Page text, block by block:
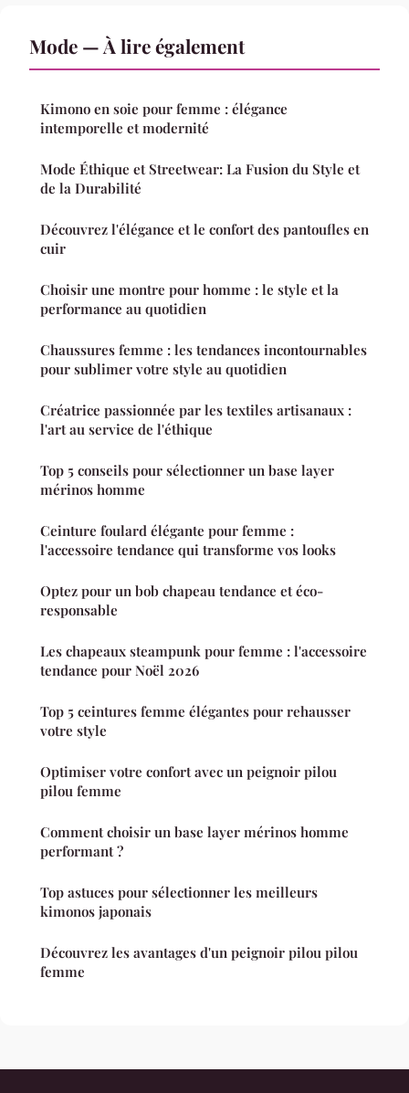
Mode — À lire également
Kimono en soie pour femme : élégance
intemporelle et modernité
Mode Éthique et Streetwear: La Fusion du Style et
de la Durabilité
Découvrez l'élégance et le confort des pantoufles en
cuir
Choisir une montre pour homme : le style et la
performance au quotidien
Chaussures femme : les tendances incontournables
pour sublimer votre style au quotidien
Créatrice passionnée par les textiles artisanaux :
l'art au service de l'éthique
Top 5 conseils pour sélectionner un base layer
mérinos homme
Ceinture foulard élégante pour femme :
l'accessoire tendance qui transforme vos looks
Optez pour un bob chapeau tendance et éco-
responsable
Les chapeaux steampunk pour femme : l'accessoire
tendance pour Noël 2026
Top 5 ceintures femme élégantes pour rehausser
votre style
Optimiser votre confort avec un peignoir pilou
pilou femme
Comment choisir un base layer mérinos homme
performant ?
Top astuces pour sélectionner les meilleurs
kimonos japonais
Découvrez les avantages d'un peignoir pilou pilou
femme